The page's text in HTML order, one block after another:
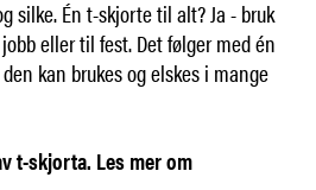
silke. Én t-skjorte til alt? Ja - bruk
eller til fest. Det følger med én
kan brukes og elskes i mange
t-skjorta. Les mer om